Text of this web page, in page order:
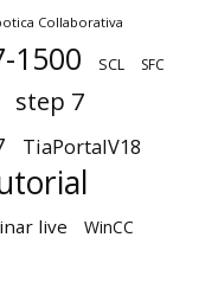
Collaborativa
1500 SCL SFC
step 7
TiaPortalV18
live WinCC